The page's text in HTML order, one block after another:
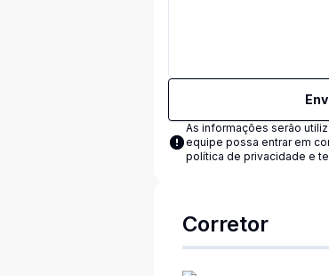
As informações serão
equipe possa entrar em
política de privacidade e
Corretor